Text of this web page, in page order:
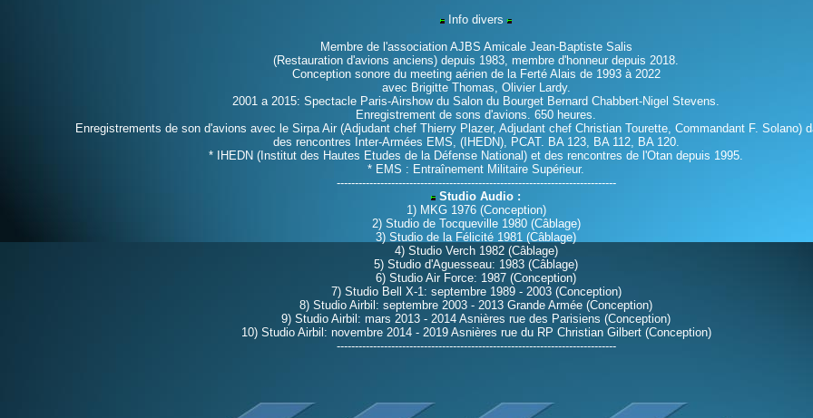
Info divers
Membre de l'association AJBS Amicale Jean-Baptiste Salis
(Restauration d'avions anciens) depuis 1983, membre d'honneur depuis 2018.
Conception sonore du meeting aérien de la Ferté Alais de 1993 à 2022
avec Brigitte Thomas, Olivier Lardy.
2001 a 2015: Spectacle Paris-Airshow du Salon du Bourget Bernard Chabbert-Nigel Stevens.
Enregistrement de sons d'avions. 650 heures.
Enregistrements de son d'avions avec le Sirpa Air (Adjudant chef Thierry Plazer, Adjudant chef Christian Tourette, Commandant F. Solano)
des rencontres Inter-Armées EMS, (IHEDN), PCAT. BA 123, BA 112, BA 120.
* IHEDN (Institut des Hautes Etudes de la Défense National) et des rencontres de l'Otan depuis 1995.
* EMS : Entraînement Militaire Supérieur.
-----------------------------------------------------------------------------
Studio Audio :
1) MKG 1976 (Conception)
2) Studio de Tocqueville 1980 (Câblage)
3) Studio de la Félicité 1981 (Câblage)
4) Studio Verch 1982 (Câblage)
5) Studio d'Aguesseau: 1983 (Câblage)
6) Studio Air Force: 1987 (Conception)
7) Studio Bell X-1: septembre 1989 - 2003 (Conception)
8) Studio Airbil: septembre 2003 - 2013 Grande Armée (Conception)
9) Studio Airbil: mars 2013 - 2014 Asnières rue des Parisiens (Conception)
10) Studio Airbil: novembre 2014 - 2019 Asnières rue du RP Christian Gilbert (Conception)
-----------------------------------------------------------------------------